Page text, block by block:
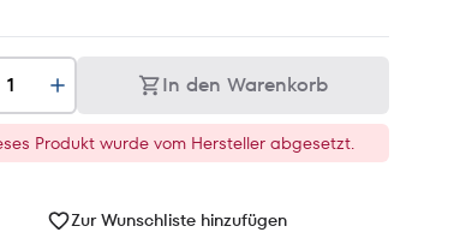
In den Warenkorb
Produkt wurde vom Hersteller abgesetzt.
Zur Wunschliste hinzufügen